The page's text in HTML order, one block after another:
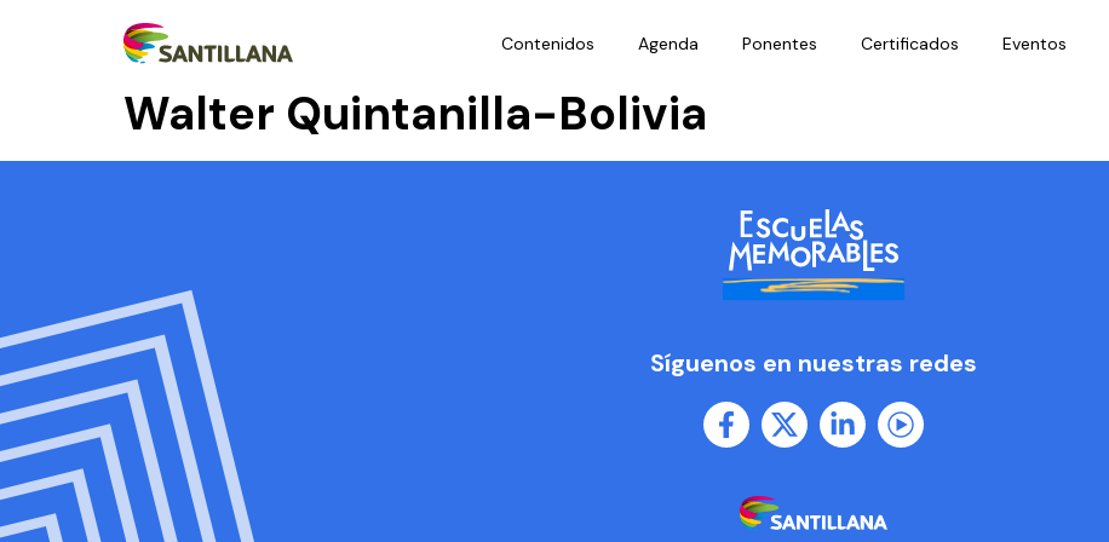
Contenidos Agenda Ponentes Certificados Eventos
Walter Quintanilla-Bolivia
Síguenos en nuestras redes